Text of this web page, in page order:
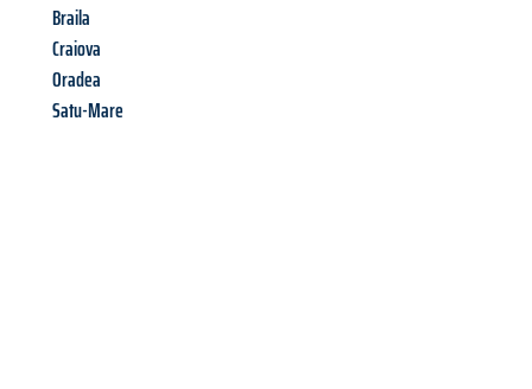
Braila
Craiova
Oradea
Satu-Mare